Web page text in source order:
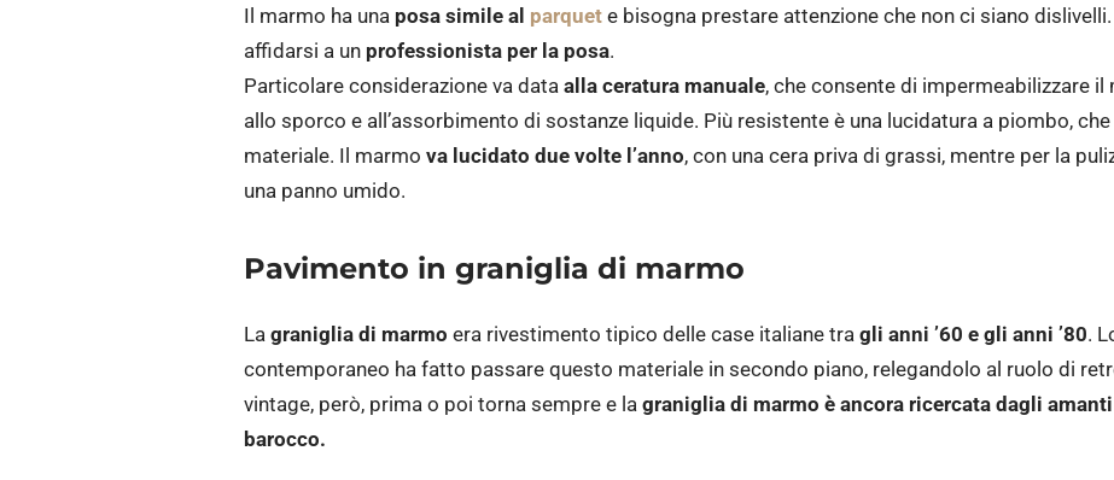
Il marmo ha una posa simile al parquet e bisogna prestare attenzione che non ci siano
affidarsi a un professionista per la posa.
Particolare considerazione va data alla ceratura manuale, che consente di impermeabilizzare
allo sporco e all’assorbimento di sostanze liquide. Più resistente è una lucidatura a piombo,
materiale. Il marmo va lucidato due volte l’anno, con una cera priva di grassi, mentre per la
una panno umido.
Pavimento in graniglia di marmo
La graniglia di marmo era rivestimento tipico delle case italiane tra gli anni ’60 e gli anni ’80.
contemporaneo ha fatto passare questo materiale in secondo piano, relegandolo al ruolo di
vintage, però, prima o poi torna sempre e la graniglia di marmo è ancora ricercata dagli
barocco.